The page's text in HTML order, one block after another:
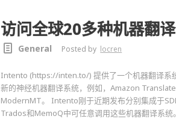
访问全球20多种机器翻
General Posted by locren
Intento (https://inten.to/) 提供了一个机器翻译系
新的神经机器翻译系统，例如，Amazon
ModernMT。 Intento刚于近期发布分别集成于
Trados和MemoQ中可任意调用这些机器翻译系